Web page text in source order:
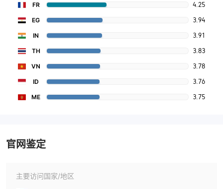
FR 4.25
EG 3.94
IN 3.91
TH 3.83
VN 3.78
ID 3.76
ME 3.75
官网鉴定
主要访问国家/地区